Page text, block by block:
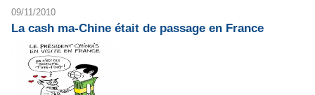
09/11/2010
La cash ma-Chine était de passage en France